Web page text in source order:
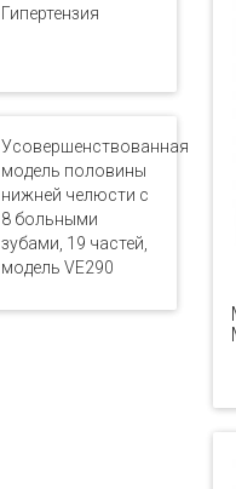
Гипертензия
Усовершенствованная
модель половины
нижней челюсти с
8 больными
зубами, 19 частей,
модель VE290